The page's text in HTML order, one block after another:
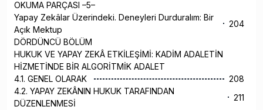
OKUMA PARÇASI –5–
Yapay Zekâlar Üzerindeki. Deneyleri Durduralım: Bir
Açık Mektup
204
DÖRDÜNCÜ BÖLÜM
HUKUK VE YAPAY ZEKÂ ETKİLEŞİMİ: KADİM ADALETİN
HİZMETİNDE BİR ALGORİTMİK ADALET
4.1. GENEL OLARAK
208
4.2. YAPAY ZEKÂNIN HUKUK TARAFINDAN
DÜZENLENMESİ
211